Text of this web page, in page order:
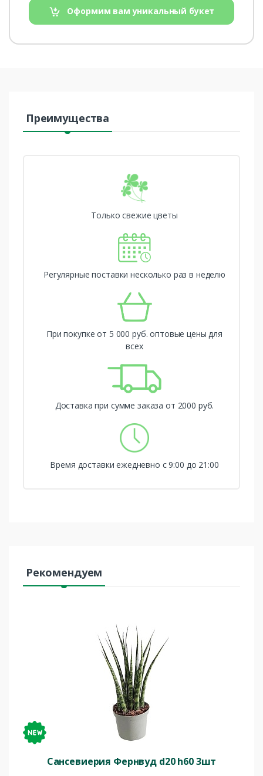
Оформим вам уникальный букет
Преимущества
Только свежие цветы
Регулярные поставки несколько раз в неделю
При покупке от 5 000 руб. оптовые цены для
всех
Доставка при сумме заказа от 2000 руб.
Время доставки ежедневно с 9:00 до 21:00
Рекомендуем
Сансевиерия Фернвуд d20 h60 3шт